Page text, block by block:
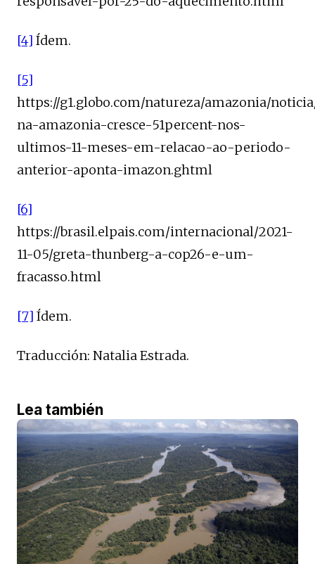
[4] Ídem.
[5]
https://g1.globo.com/natureza/amazonia/
na-amazonia-cresce-51percent-nos-
ultimos-11-meses-em-relacao-ao-periodo-
anterior-aponta-imazon.ghtml
[6]
https://brasil.elpais.com/internacional/2021-
11-05/greta-thunberg-a-cop26-e-um-
fracasso.html
[7] Ídem.
Traducción: Natalia Estrada.
Lea también